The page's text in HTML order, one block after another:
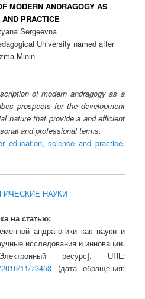
MODERN ANDRAGOGY AS
PRACTICE
Sergeevna
University named after
Minin
of modern andragogy as a
prospects for the development
nature that provide a and efficient
and professional terms.
education,science and practice,
НАУКИ
на статью:
андрагогики как науки и
исследования и инновации.
ресурс]. URL:
11/73453 (дата обращения: